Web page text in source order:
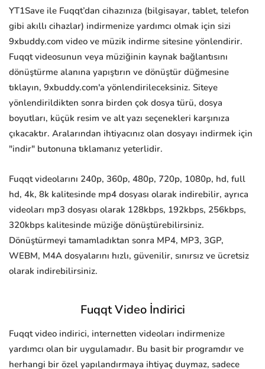
YT1Save ile Fuqqt’dan cihazınıza (bilgisayar, tablet, telefon
gibi akıllı cihazlar) indirmenize yardımcı olmak için sizi
9xbuddy.com video ve müzik indirme sitesine yönlendirir.
Fuqqt videosunun veya müziğinin kaynak bağlantısını
dönüştürme alanına yapıştırın ve dönüştür düğmesine
tıklayın, 9xbuddy.com'a yönlendirileceksiniz. Siteye
yönlendirildikten sonra birden çok dosya türü, dosya
boyutları, küçük resim ve alt yazı seçenekleri karşınıza
çıkacaktır. Aralarından ihtiyacınız olan dosyayı indirmek için
"indir" butonuna tıklamanız yeterlidir.
Fuqqt videolarını 240p, 360p, 480p, 720p, 1080p, hd, full
hd, 4k, 8k kalitesinde mp4 dosyası olarak indirebilir, ayrıca
videoları mp3 dosyası olarak 128kbps, 192kbps, 256kbps,
320kbps kalitesinde müziğe dönüştürebilirsiniz.
Dönüştürmeyi tamamladıktan sonra MP4, MP3, 3GP,
WEBM, M4A dosyalarını hızlı, güvenilir, sınırsız ve ücretsiz
olarak indirebilirsiniz.
Fuqqt Video İndirici
Fuqqt video indirici, internetten videoları indirmenize
yardımcı olan bir uygulamadır. Bu basit bir programdır ve
herhangi bir özel yapılandırmaya ihtiyaç duymaz, sadece